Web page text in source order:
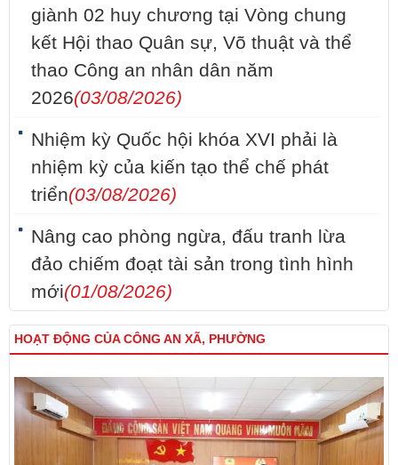
giành 02 huy chương tại Vòng chung
kết Hội thao Quân sự, Võ thuật và thể
thao Công an nhân dân năm
2026(03/08/2026)
Nhiệm kỳ Quốc hội khóa XVI phải là
nhiệm kỳ của kiến tạo thể chế phát
triển(03/08/2026)
Nâng cao phòng ngừa, đấu tranh lừa
đảo chiếm đoạt tài sản trong tình hình
mới(01/08/2026)
HOẠT ĐỘNG CỦA CÔNG AN XÃ, PHƯỜNG